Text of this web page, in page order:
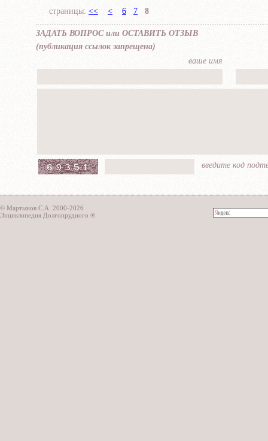
страницы: << < 6 7 8
ЗАДАТЬ ВОПРОС или ОСТАВИТЬ ОТЗЫВ
(публикация ссылок запрещена)
ваше имя
введите код
© Мартынов С.А. 2000-2026
Энциклопедия Долгопрудного ®